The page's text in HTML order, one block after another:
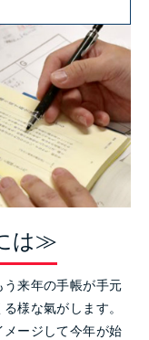
は≫
来年の手帳が手元
様な氣がします。
ージして今年が始